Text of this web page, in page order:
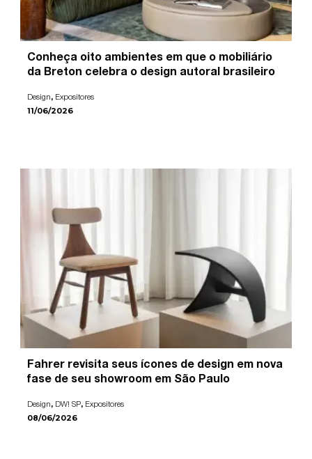
Conheça oito ambientes em que o mobiliário
da Breton celebra o design autoral brasileiro
Design, Expositores
11/06/2026
Fahrer revisita seus ícones de design em nova
fase de seu showroom em São Paulo
Design, DW! SP, Expositores
08/06/2026